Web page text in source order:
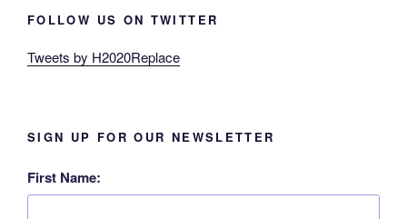
FOLLOW US ON TWITTER
Tweets by H2020Replace
SIGN UP FOR OUR NEWSLETTER
First Name: